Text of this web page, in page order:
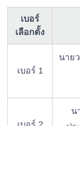
เบอร์
เลือกตั้ง
เบอร์ 1
นาย
เบอร์ 2
น
ปร